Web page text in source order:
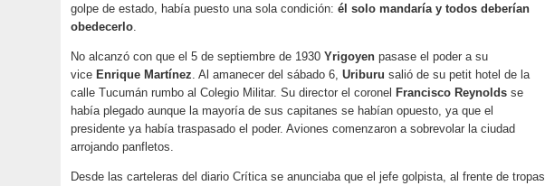
golpe de estado, había puesto una sola condición: él solo mandaría y todos deberían
obedecerlo
No alcanzó con que el 5 de septiembre de 1930 Yrigoyen pasase el poder a su
vice Enrique Martínez . Al amanecer del sábado 6, Uriburu salió de su petit hotel de la
calle Tucumán rumbo al Colegio Militar. Su director el coronel Francisco Reynolds se
había plegado aunque la mayoría de sus capitanes se habían opuesto, ya que el
presidente ya había traspasado el poder. Aviones comenzaron a sobrevolar la ciudad
arrojando panfletos.
Desde las carteleras del diario Crítica se anunciaba que el jefe golpista, al frente de tropas